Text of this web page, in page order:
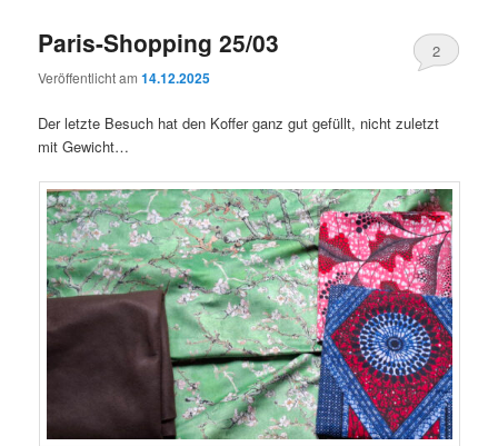
Paris-Shopping 25/03
Veröffentlicht am14.12.2025
2
Der letzte Besuch hat den Koffer ganz gut gefüllt, nicht zuletzt
mit Gewicht…